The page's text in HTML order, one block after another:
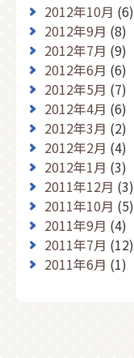
2012年10月 (6)
2012年9月 (8)
2012年7月 (9)
2012年6月 (6)
2012年5月 (7)
2012年4月 (6)
2012年3月 (2)
2012年2月 (4)
2012年1月 (3)
2011年12月 (3)
2011年10月 (5)
2011年9月 (4)
2011年7月 (12)
2011年6月 (1)